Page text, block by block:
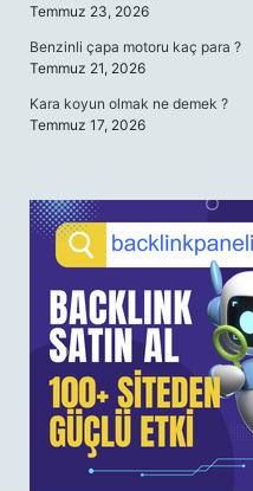
Temmuz 23, 2026
Benzinli çapa motoru kaç para ?
Temmuz 21, 2026
Kara koyun olmak ne demek ?
Temmuz 17, 2026